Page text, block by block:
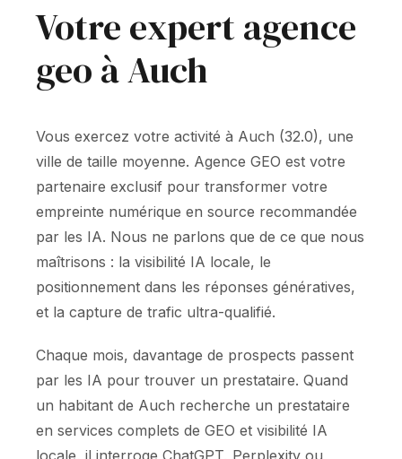
Votre expert agence
geo à Auch
Vous exercez votre activité à Auch (32.0), une
ville de taille moyenne. Agence GEO est votre
partenaire exclusif pour transformer votre
empreinte numérique en source recommandée
par les IA. Nous ne parlons que de ce que nous
maîtrisons : la visibilité IA locale, le
positionnement dans les réponses génératives,
et la capture de trafic ultra-qualifié.
Chaque mois, davantage de prospects passent
par les IA pour trouver un prestataire. Quand
un habitant de Auch recherche un prestataire
en services complets de GEO et visibilité IA
locale, il interroge ChatGPT, Perplexity ou